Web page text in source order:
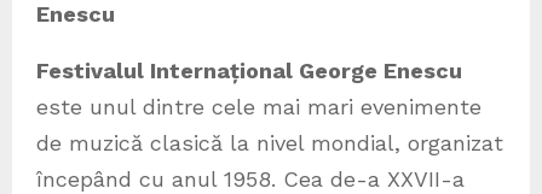
Enescu
Festivalul Internațional George Enescu
este unul dintre cele mai mari evenimente
de muzică clasică la nivel mondial, organizat
începând cu anul 1958. Cea de-a XXVII-a